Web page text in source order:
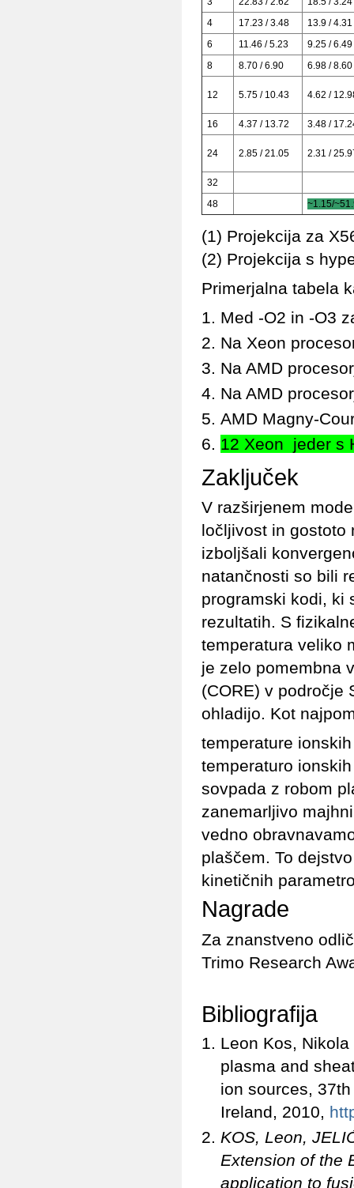
4
17.23 / 3.48
13.9 / 4.31
6
11.46 / 5.23
9.25 / 6.49
8
8.70 / 6.90 6.98 / 8.60
12 5.75 / 10.43 4.62 /
16 4.37 / 13.72 3.48 /
24 2.85 / 21.05 2.31 /
32
48
~1.15/
(1) Projekcija za
(2) Projekcija s
Primerjalna tabela
Med -O2 in -O3
Na Xeon
Na AMD
Na AMD
AMD Magny-
12 Xeon jeder s
Zaključek
V razširjenem
ločljivost in gostoto
izboljšali
natančnosti so bili
programski kodi, ki
rezultatih. S
temperatura veliko
je zelo pomembna
(CORE) v področje
ohladijo. Kot
temperature
temperaturo
sovpada z robom
zanemarljivo
vedno
plaščem. To
kinetičnih
Nagrade
Za znanstveno
Trimo Research
Bibliografija
Leon Kos,
plasma and
ion sources,
Ireland, 2010,
KOS, Leon,
Extension of the
application to